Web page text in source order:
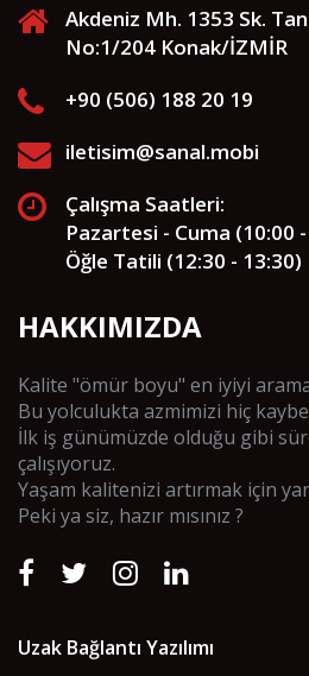
Akdeniz Mh. 1353 Sk.
No:1/204 Konak/İZMİR
+90 (506) 188 20 19
iletisim@sanal.mobi
Çalışma Saatleri:
Pazartesi - Cuma (10:00
Öğle Tatili (12:30 - 13:30)
HAKKIMIZDA
Kalite "ömür boyu" en iyiyi
Bu yolculukta azmimizi hiç
İlk iş günümüzde olduğu gibi
çalışıyoruz.
Yaşam kalitenizi artırmak için
Peki ya siz, hazır mısınız ?
Uzak Bağlantı Yazılımı